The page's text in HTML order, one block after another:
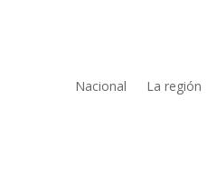
Nacional La región